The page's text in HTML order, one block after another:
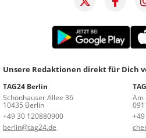
Unsere Redaktionen direkt für Dich
TAG24 Berlin
Schönhauser Allee 36
10435 Berlin
+49 30 120880900
berlin@tag24.de
Am